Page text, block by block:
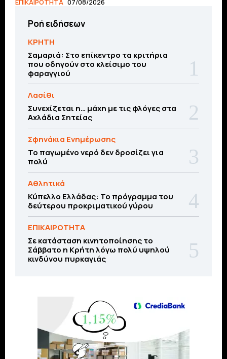
Ροή ειδήσεων
ΚΡΗΤΗ
Σαμαριά: Στο επίκεντρο τα κριτήρια
που οδηγούν στο κλείσιμο του
φαραγγιού
Λασίθι
Συνεχίζεται η… μάχη με τις φλόγες στα
Αχλάδια Σητείας
Σφηνάκια Ενημέρωσης
Το παγωμένο νερό δεν δροσίζει για
πολύ
Αθλητικά
Κύπελλο Ελλάδας: Το πρόγραμμα του
δεύτερου προκριματικού γύρου
ΕΠΙΚΑΙΡΟΤΗΤΑ
Σε κατάσταση κινητοποίησης το
Σάββατο η Κρήτη λόγω πολύ υψηλού
κινδύνου πυρκαγιάς